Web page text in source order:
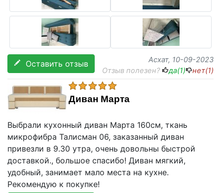
Оставить отзыв Асхат, 10-09-2023
Отзыв полезен?
да(1) нет(1)
Диван Марта
Выбрали кухонный диван Марта 160см, ткань
микрофибра Талисман 06, заказанный диван
привезли в 9.30 утра, очень довольны быстрой
доставкой., большое спасибо! Диван мягкий,
удобный, занимает мало места на кухне.
Рекомендую к покупке!